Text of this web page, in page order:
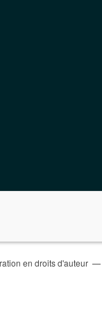
en droits d'auteur